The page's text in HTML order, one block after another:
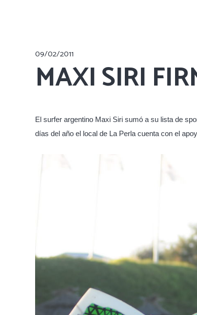
09/02/2011
MAXI SIRI
El surfer argentino Maxi Siri sumó a su lista de
días del año el local de La Perla cuenta con el